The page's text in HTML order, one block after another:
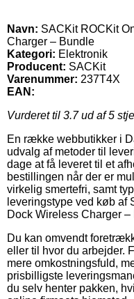
Navn: SACKit ROCKit
Charger – Bundle
Kategori: Elektronik
Producent: SACKit
Varenummer: 237T4X
EAN:
Vurderet til 3.7ud af 5
En række webbutikker i
udvalg af metoder til
dage at få leveret til et
bestillingen når der er
virkelig smertefri, samt
leveringstype ved køb af
Dock Wireless Charger –
Du kan omvendt
eller til hvor du arbejder.
mere omkostningsfuld,
prisbilligste
du selv henter pakken,